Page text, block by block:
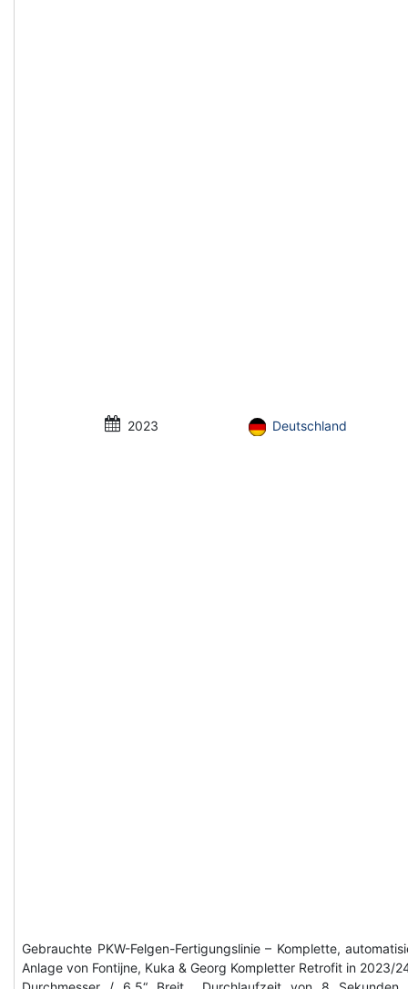
2023 Deutschland
Gebrauchte PKW-Felgen-Fertigungslinie – Komplette,
Anlage von Fontijne, Kuka & Georg Kompletter Retrofit in 2023/